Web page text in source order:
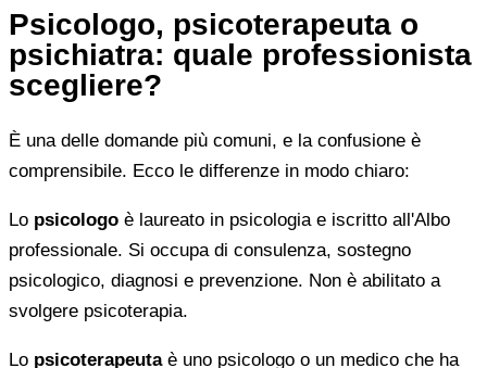
Psicologo, psicoterapeuta o
psichiatra: quale professionista
scegliere?
È una delle domande più comuni, e la confusione è
comprensibile. Ecco le differenze in modo chiaro:
Lo psicologo è laureato in psicologia e iscritto all'Albo
professionale. Si occupa di consulenza, sostegno
psicologico, diagnosi e prevenzione. Non è abilitato a
svolgere psicoterapia.
Lo psicoterapeutaè uno psicologo o un medico che ha